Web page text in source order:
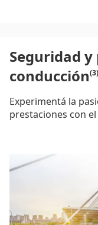
Seguridad
conducción(3)
Experimentá la
prestaciones con
SUV, con una
diseño en la
deportivo, este
adhiere
excelente sobre
precisa en la
response permite
movimiento del